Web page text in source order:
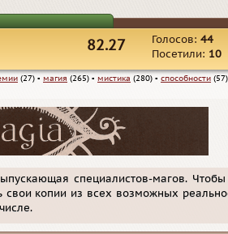
Голосов: 44
Посетили: 10
82.27
(27) ▪ магия (265) ▪ мистика (280) ▪ способности (57)
специалистов-магов.
свои копии из всех возможных